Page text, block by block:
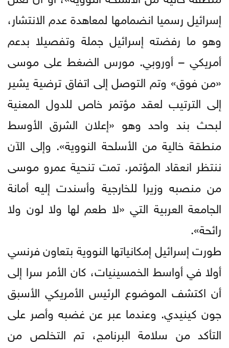
إسرائيل رسميا انضمامها لمعاهدة عدم الانتشار،
وهو ما رفضته إسرائيل جملة وتفصيلا بدعم
أمريكي – أوروبي. مورس الضغط على موسى
«من فوق» وتم التوصل إلى اتفاق ترضية يشير
إلى الترتيب لعقد مؤتمر خاص للدول المعنية
لبحث بند واحد وهو «إعلان الشرق الأوسط
منطقة خالية من الأسلحة النووية». وإلى الآن
ننتظر انعقاد المؤتمر. تمت تنحية عمرو موسى
من منصبه وزيرا للخارجية وأسندت إليه أمانة
الجامعة العربية التي «لا طعم لها ولا لون ولا
رائحة».
طورت إسرائيل إمكانياتها النووية بتعاون فرنسي
أولا في أواسط الخمسينيات، كان الأمر سرا إلى
أن اكتشف الموضوع الرئيس الأمريكي الأسبق
جون كينيدي. وعندما عبر عن غضبه وأصر على
التأكد من سلامة البرنامج، تم التخلص من